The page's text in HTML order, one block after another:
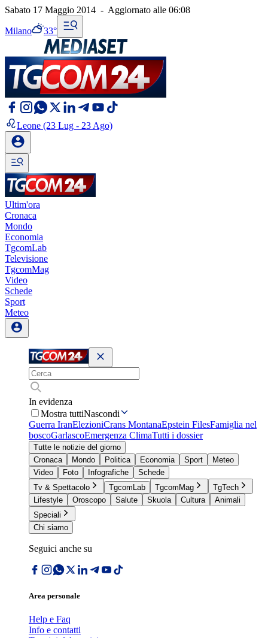
Sabato 17 Maggio 2014 - Aggiornato alle 06:08
Milano 33°
Leone (23 Lug - 23 Ago)
Ultim'ora
Cronaca
Mondo
Economia
TgcomLab
Televisione
TgcomMag
Video
Schede
Sport
Meteo
In evidenza
Mostra tuttiNascondi
Guerra IranElezioniCrans MontanaEpstein FilesFamiglia nel
boscoGarlascoEmergenza ClimaTutti i dossier
Tutte le notizie del giorno
Cronaca
Mondo Politica Economia Sport
Meteo
Video
Foto Infografiche
Schede
Tv & Spettacolo
TgcomLab TgcomMag
TgTech
Lifestyle
Oroscopo Salute Skuola Cultura
Animali
Speciali
Chi siamo
Seguici anche su
Area personale
Help e Faq
Info e contatti